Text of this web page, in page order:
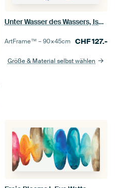
Unter Wasser des Wassers, Isabelle Z
ArtFrame™ –90×45cm CHF127.-
Größe & Material selbst wählen